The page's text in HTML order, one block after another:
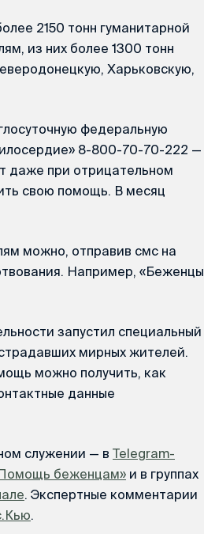
2150 тонн гуманитарной
из них более 1300 тонн
Харьковскую,
федеральную
8-800-70-70-222 —
даже при отрицательном
свою помощь. В месяц
можно, отправив смс на
Например, «Беженцы
запустил специальный
мирных жителей.
можно получить, как
данные
служении — в Telegram-
беженцам» и в группах
. Экспертные комментарии